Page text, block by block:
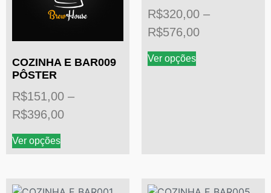
COZINHA E BAR009
PÔSTER
R$151,00 –
R$396,00
Ver opções
R$320,00 –
R$576,00
Ver opções